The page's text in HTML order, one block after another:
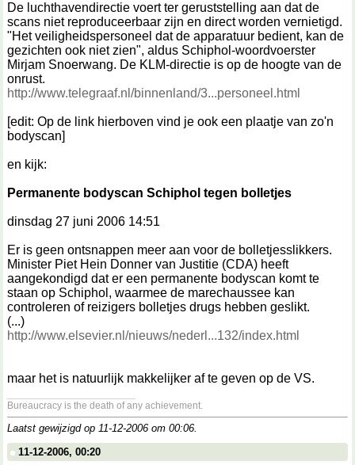
De luchthavendirectie voert ter geruststelling aan dat de
scans niet reproduceerbaar zijn en direct worden vernietigd.
"Het veiligheidspersoneel dat de apparatuur bedient, kan de
gezichten ook niet zien", aldus Schiphol-woordvoerster
Mirjam Snoerwang. De KLM-directie is op de hoogte van de
onrust.
http://www.telegraaf.nl/binnenland/3...personeel.html
[edit: Op de link hierboven vind je ook een plaatje van zo'n
bodyscan]
en kijk:
Permanente bodyscan Schiphol tegen bolletjes
dinsdag 27 juni 2006 14:51
Er is geen ontsnappen meer aan voor de bolletjesslikkers.
Minister Piet Hein Donner van Justitie (CDA) heeft
aangekondigd dat er een permanente bodyscan komt te
staan op Schiphol, waarmee de marechaussee kan
controleren of reizigers bolletjes drugs hebben geslikt.
(...)
http://www.elsevier.nl/nieuws/nederl...132/index.html
maar het is natuurlijk makkelijker af te geven op de VS.
Bureaucracy is the death of any achievement.
Laatst gewijzigd op 11-12-2006 om 00:06.
11-12-2006, 00:20